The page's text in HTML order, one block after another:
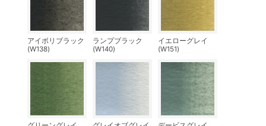
アイボリブラック
(W138)
ランプブラック
(W140)
イエローグレイ
(W151)